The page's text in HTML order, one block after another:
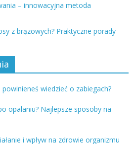
– innowacyjna metoda
z brązowych? Praktyczne porady
wiedzieć o zabiegach?
opalaniu? Najlepsze sposoby na
i wpływ na zdrowie organizmu